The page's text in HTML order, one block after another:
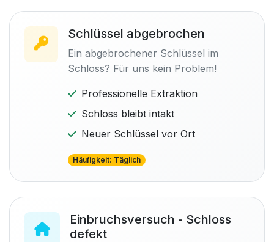
Schlüssel abgebrochen
Ein abgebrochener Schlüssel im
Schloss? Für uns kein Problem!
Professionelle Extraktion
Schloss bleibt intakt
Neuer Schlüssel vor Ort
Häufigkeit: Täglich
Einbruchsversuch - Schloss
defekt